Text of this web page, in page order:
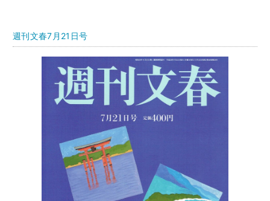
週刊文春7月21日号